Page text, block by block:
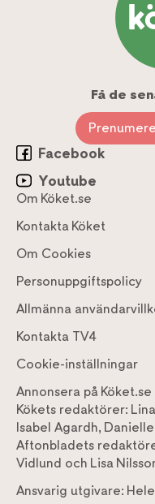
Få de
Facebook
Youtube
Om Köket.se
Kontakta Köket
Om Cookies
Personuppgiftspolicy
Allmänna
Kontakta TV4
Cookie-inställningar
Annonsera på Köket.se
Kökets redaktörer:
Isabel Agardh,
Aftonbladets
Vidlund och Lisa
Ansvarig utgivare: